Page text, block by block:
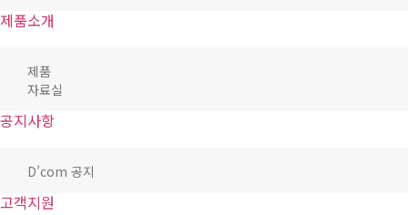
제품소개
제품
자료실
공지사항
D’com 공지
고객지원